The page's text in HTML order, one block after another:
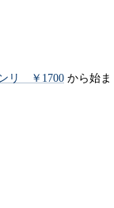
リ ￥1700から始